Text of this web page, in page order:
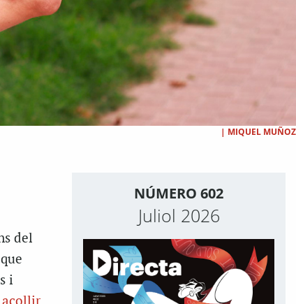
| MIQUEL MUÑOZ
del
i
NÚMERO 602
Juliol 2026